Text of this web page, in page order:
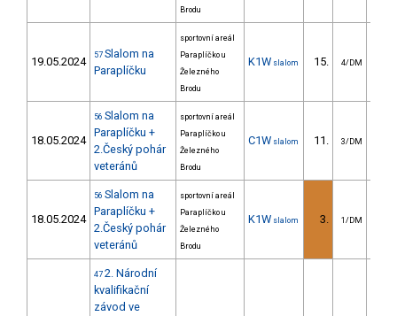
Brodu
19.05.2024 57 Slalom na
Paraplíčku
sportovní areál
Paraplíčko u
Železného
Brodu
K1W slalom 15. 4/DM
18.05.2024
56 Slalom na
Paraplíčku +
2.Český pohár
veteránů
sportovní areál
Paraplíčko u
Železného
Brodu
C1W slalom 11. 3/DM
18.05.2024
56 Slalom na
Paraplíčku +
2.Český pohár
veteránů
sportovní areál
Paraplíčko u
Železného
Brodu
K1W slalom 3. 1/DM
47 2. Národní
kvalifikační
závod ve